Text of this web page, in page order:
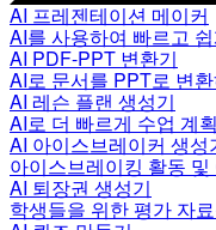
AI 프레젠테이션 메이커
AI를 사용하여 빠르고
AI PDF-PPT 변환기
AI로 문서를 PPT로 변
AI 레슨 플랜 생성기
AI로 더 빠르게 수업 계
AI 아이스브레이커 생성
아이스브레이킹 활동
AI 퇴장권 생성기
학생들을 위한 평가 자